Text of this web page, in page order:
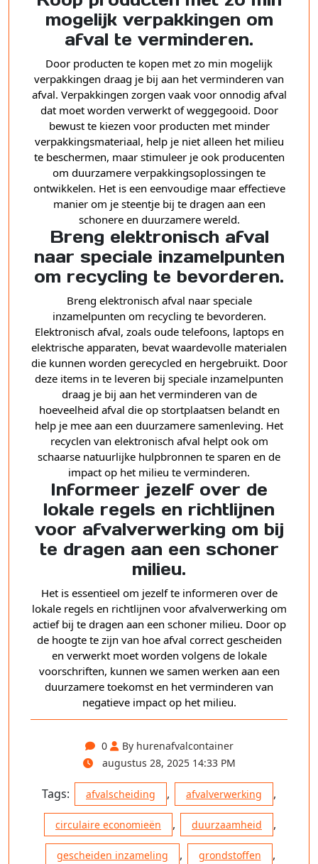
mogelijk verpakkingen om
afval te verminderen.
Door producten te kopen met zo min mogelijk
verpakkingen draag je bij aan het verminderen van
afval. Verpakkingen zorgen vaak voor onnodig afval
dat moet worden verwerkt of weggegooid. Door
bewust te kiezen voor producten met minder
verpakkingsmateriaal, help je niet alleen het milieu
te beschermen, maar stimuleer je ook producenten
om duurzamere verpakkingsoplossingen te
ontwikkelen. Het is een eenvoudige maar effectieve
manier om je steentje bij te dragen aan een
schonere en duurzamere wereld.
Breng elektronisch afval
naar speciale inzamelpunten
om recycling te bevorderen.
Breng elektronisch afval naar speciale
inzamelpunten om recycling te bevorderen.
Elektronisch afval, zoals oude telefoons, laptops en
elektrische apparaten, bevat waardevolle materialen
die kunnen worden gerecycled en hergebruikt. Door
deze items in te leveren bij speciale inzamelpunten
draag je bij aan het verminderen van de
hoeveelheid afval die op stortplaatsen belandt en
help je mee aan een duurzamere samenleving. Het
recyclen van elektronisch afval helpt ook om
schaarse natuurlijke hulpbronnen te sparen en de
impact op het milieu te verminderen.
Informeer jezelf over de
lokale regels en richtlijnen
voor afvalverwerking om bij
te dragen aan een schoner
milieu.
Het is essentieel om jezelf te informeren over de
lokale regels en richtlijnen voor afvalverwerking om
actief bij te dragen aan een schoner milieu. Door op
de hoogte te zijn van hoe afval correct gescheiden
en verwerkt moet worden volgens de lokale
voorschriften, kunnen we samen werken aan een
duurzamere toekomst en het verminderen van
negatieve impact op het milieu.
0
By hurenafvalcontainer
augustus 28, 2025 14:33 PM
Tags: afvalscheiding , afvalverwerking ,
circulaire economieën , duurzaamheid ,
gescheiden inzameling , grondstoffen ,